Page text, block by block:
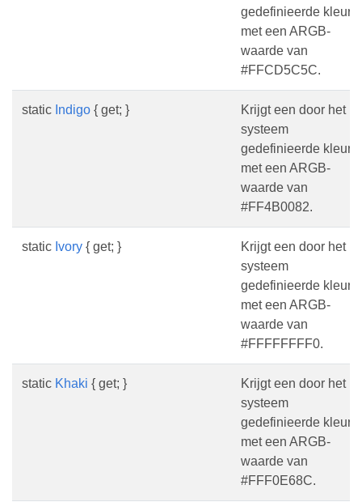
gedefinieerde kleur
met een ARGB-
waarde van
#FFCD5C5C.
static Indigo { get; }
Krijgt een door het
systeem
gedefinieerde kleur
met een ARGB-
waarde van
#FF4B0082.
static Ivory { get; }
Krijgt een door het
systeem
gedefinieerde kleur
met een ARGB-
waarde van
#FFFFFFFF0.
static Khaki { get; }
Krijgt een door het
systeem
gedefinieerde kleur
met een ARGB-
waarde van
#FFF0E68C.